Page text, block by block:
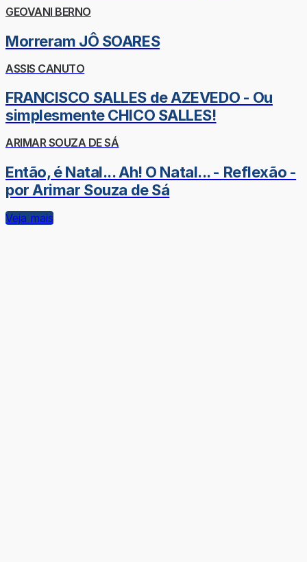
GEOVANI BERNO
Morreram JÔ SOARES
ASSIS CANUTO
FRANCISCO SALLES de AZEVEDO - Ou
simplesmente CHICO SALLES!
ARIMAR SOUZA DE SÁ
Então, é Natal... Ah! O Natal... - Reflexão -
por Arimar Souza de Sá
Veja mais